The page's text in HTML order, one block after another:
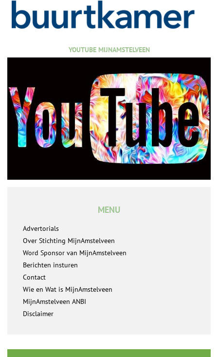
YOUTUBE MIJNAMSTELVEEN
MENU
Advertorials
Over Stichting MijnAmstelveen
Word Sponsor van MijnAmstelveen
Berichten insturen
Contact
Wie en Wat is MijnAmstelveen
MijnAmstelveen ANBI
Disclaimer